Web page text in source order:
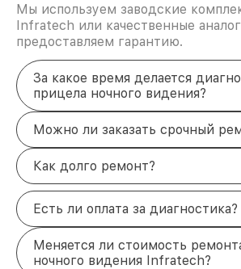
Мы используем заводские
Infratech или качественные
предоставляем гарантию.
За какое время делается
прицела ночного видения?
Можно ли заказать срочный
Как долго ремонт?
Есть ли оплата за диагностика?
Меняется ли стоимость
ночного видения Infratech?